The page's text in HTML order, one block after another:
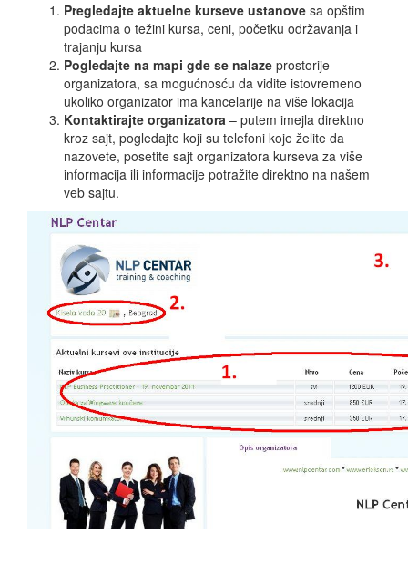
Pregledajte aktuelne kurseve ustanove sa opštim
podacima o težini kursa, ceni, početku održavanja i
trajanju kursa
Pogledajte na mapi gde se nalaze prostorije
organizatora, sa mogućnosću da vidite istovremeno
ukoliko organizator ima kancelarije na više lokacija
Kontaktirajte organizatora – putem imejla direktno
kroz sajt, pogledajte koji su telefoni koje želite da
nazovete, posetite sajt organizatora kurseva za više
informacija ili informacije potražite direktno na našem
veb sajtu.